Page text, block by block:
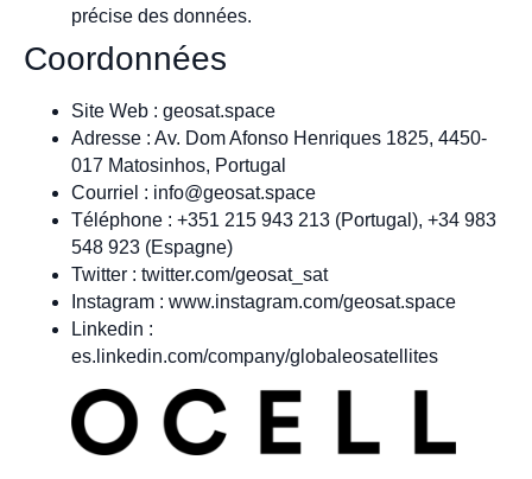
précise des données.
Coordonnées
Site Web : geosat.space
Adresse : Av. Dom Afonso Henriques 1825, 4450-
017 Matosinhos, Portugal
Courriel : info@geosat.space
Téléphone : +351 215 943 213 (Portugal), +34 983
548 923 (Espagne)
Twitter : twitter.com/geosat_sat
Instagram : www.instagram.com/geosat.space
Linkedin :
es.linkedin.com/company/globaleosatellites